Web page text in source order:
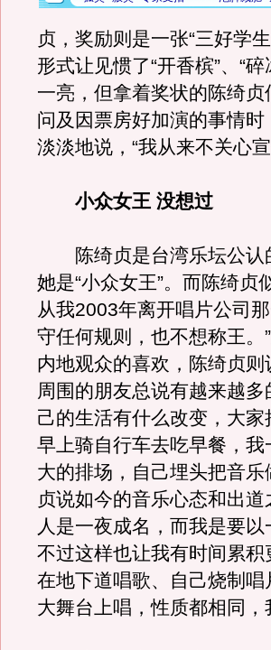
贞，奖励则是一张“三好学
形式让见惯了“开香槟”、“
一亮，但拿着奖状的陈绮
问及因票房好加演的事情
淡淡地说，“我从来不关心
小众女王 没想过
陈绮贞是台湾乐坛公认
她是“小众女王”。而陈绮贞
从我2003年离开唱片公司
守任何规则，也不想称王
内地观众的喜欢，陈绮贞则
周围的朋友总说有越来越
己的生活有什么改变，大
早上骑自行车去吃早餐，
大的排场，自己埋头把音
贞说如今的音乐心态和出
人是一夜成名，而我是要
不过这样也让我有时间累
在地下道唱歌、自己烧制
大舞台上唱，性质都相同，